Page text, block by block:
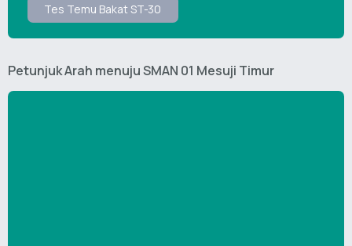
Tes Temu Bakat ST-30
Petunjuk Arah menuju SMAN 01 Mesuji Timur